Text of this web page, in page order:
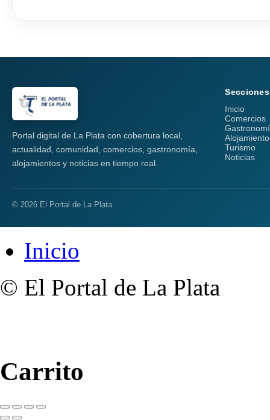
Portal digital de La Plata con cobertura local,
actualidad, comunidad, comercios, gastronomía,
alojamientos y noticias en tiempo real.
Secciones
Inicio
Comercios
Turismo
Noticias
© 2026 El Portal de La Plata
Inicio
© El Portal de La Plata
Carrito